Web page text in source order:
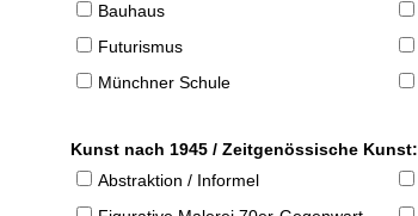
Bauhaus
Futurismus
Münchner Schule
Kunst nach 1945 / Zeitgenössische Kunst:
Abstraktion / Informel